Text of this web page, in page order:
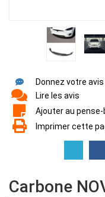
Donnez votre avis
Lire les avis
Ajouter au
Imprimer cette
Carbone